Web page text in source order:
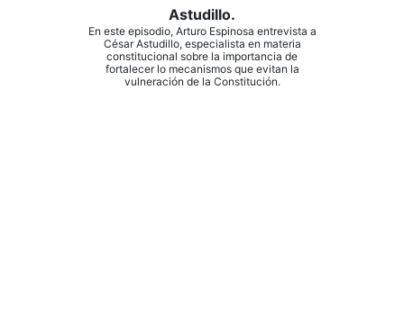
Astudillo.
En este episodio, Arturo Espinosa entrevista a
César Astudillo, especialista en materia
constitucional sobre la importancia de
fortalecer lo mecanismos que evitan la
vulneración de la Constitución.